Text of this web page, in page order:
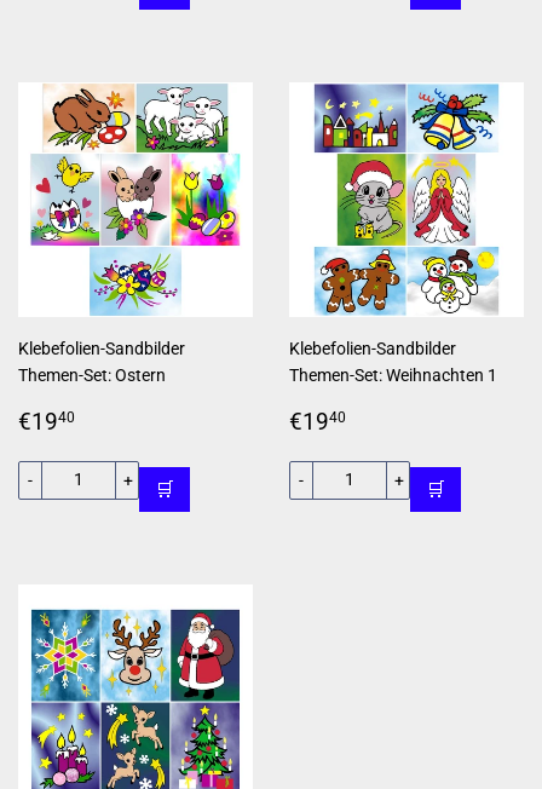
Klebefolien-Sandbilder
Themen-Set: Ostern
Normaler
€1940
+
- 🛒
Klebefolien-Sandbilder
Themen-Set: Weihnachten 1
Normaler
€1940
+
- 🛒